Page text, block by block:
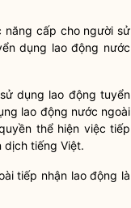
năng cấp cho người sử
dụng lao động nước
dụng lao động tuyển
lao động nước ngoài
thể hiện việc tiếp
dịch tiếng Việt.
tiếp nhận lao động là